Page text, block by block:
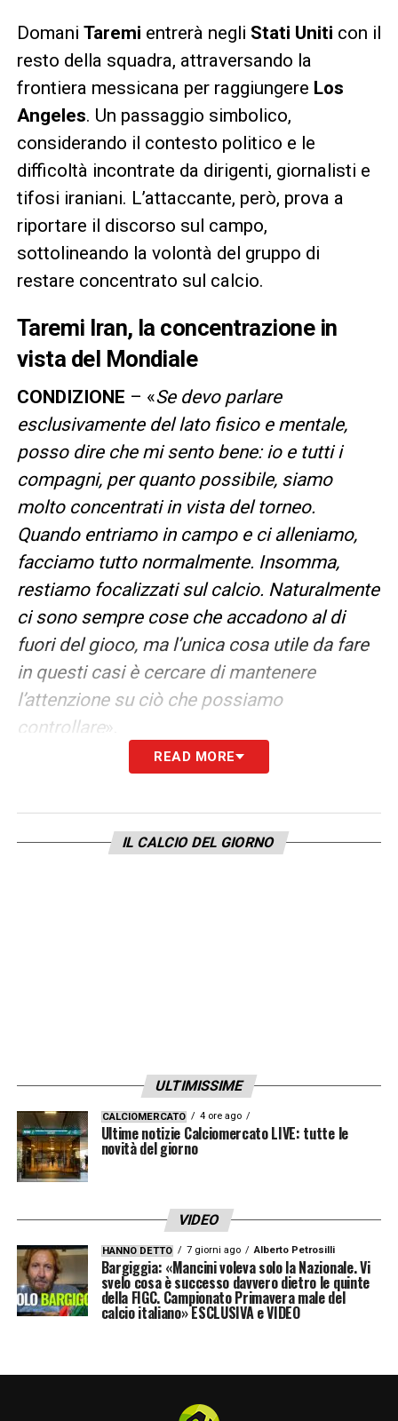
Domani Taremi entrerà negli Stati Uniti con il
resto della squadra, attraversando la
frontiera messicana per raggiungere Los
Angeles. Un passaggio simbolico,
considerando il contesto politico e le
difficoltà incontrate da dirigenti, giornalisti e
tifosi iraniani. L’attaccante, però, prova a
riportare il discorso sul campo,
sottolineando la volontà del gruppo di
restare concentrato sul calcio.
Taremi Iran, la concentrazione in
vista del Mondiale
CONDIZIONE – «Se devo parlare
esclusivamente del lato fisico e mentale,
posso dire che mi sento bene: io e tutti i
compagni, per quanto possibile, siamo
molto concentrati in vista del torneo.
Quando entriamo in campo e ci alleniamo,
facciamo tutto normalmente. Insomma,
restiamo focalizzati sul calcio. Naturalmente
ci sono sempre cose che accadono al di
fuori del gioco, ma l’unica cosa utile da fare
in questi casi è cercare di mantenere
l’attenzione su ciò che possiamo
controllare».
Taremi Iran, il tema politico e il
messaggio dello sport
SPORT E POLITICA– «Non è la mia prima
Lo sport ha a che fare con il rispetto, la pace,
l’unione. La Coppa del Mondo ha un pubblico
di non so quanti miliardi di persone e può
promuovere questi sentimenti, può spingere
l’Iran ma per tutti. Aggiungo solo che
qualsiasi Paese che accetti di ospitare un
Mondiale deve seguire i regolamenti della
Fifa e adempiere alle proprie responsabilità
READ MORE
IL CALCIO DEL GIORNO
ULTIMISSIME
CALCIOMERCATO 4 ore ago
Ultime notizie Calciomercato LIVE: tutte le
novità del giorno
VIDEO
HANNO DETTO 7 giorni ago Alberto Petrosilli
Bargiggia: «Mancini voleva solo la Nazionale. Vi
svelo cosa è successo davvero dietro le quinte
della FIGC. Campionato Primavera male del
calcio italiano» ESCLUSIVA e VIDEO